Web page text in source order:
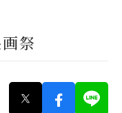
祭